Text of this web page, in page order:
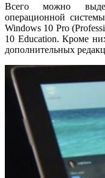
Всего можно
операционной
Windows 10 Pro
10 Education. Кроме
дополнительных